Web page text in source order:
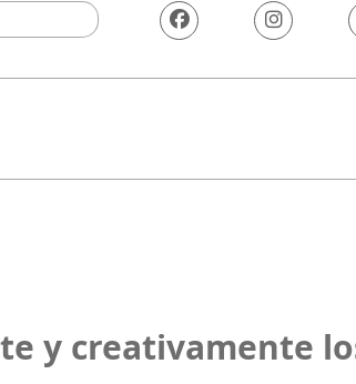
y creativamente